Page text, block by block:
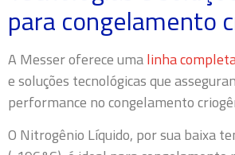
para congelamento
A Messer oferece umalinha
e soluções tecnológicas que
performance no congelamento
O Nitrogênio Líquido, por sua baixa